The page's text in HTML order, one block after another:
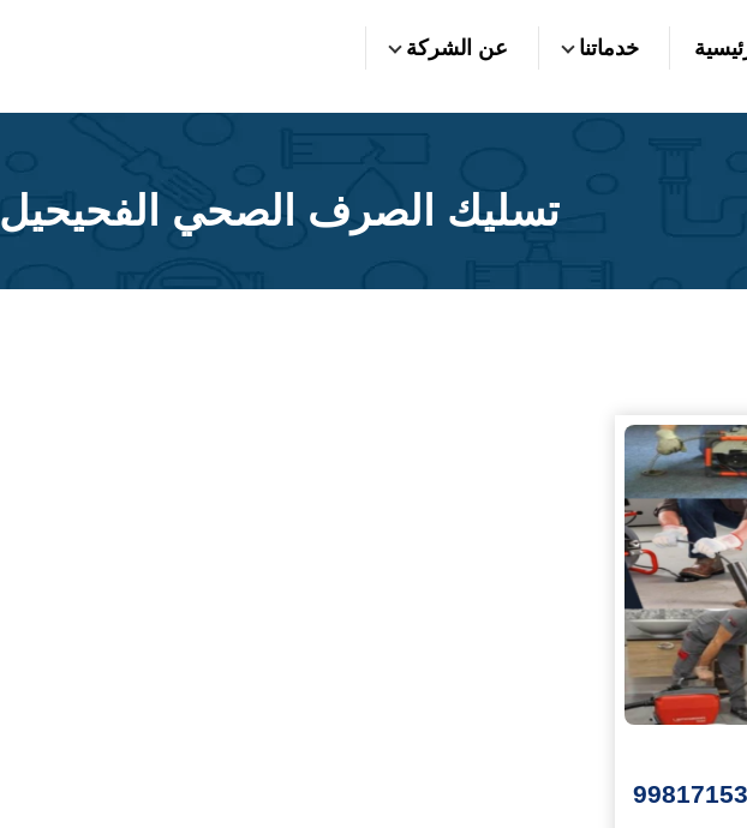
خدماتنا عن الشركة
تسليك الصرف الصحي الفحيحيل
تسليك مجاري الفحيحيل _99817153